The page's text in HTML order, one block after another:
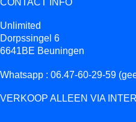
Unlimited
Dorpssingel 6
6641BE Beuningen
Whatsapp : 06.47-60-29-59
VERKOOP ALLEEN VIA